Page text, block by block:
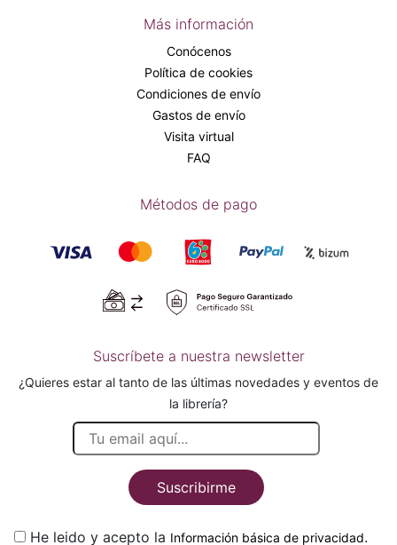
Más información
Conócenos
Política de cookies
Condiciones de envío
Gastos de envío
Visita virtual
FAQ
Métodos de pago
Suscríbete a nuestra newsletter
¿Quieres estar al tanto de las últimas novedades y eventos de
la librería?
Suscribirme
He leido y acepto la Información básica de privacidad.